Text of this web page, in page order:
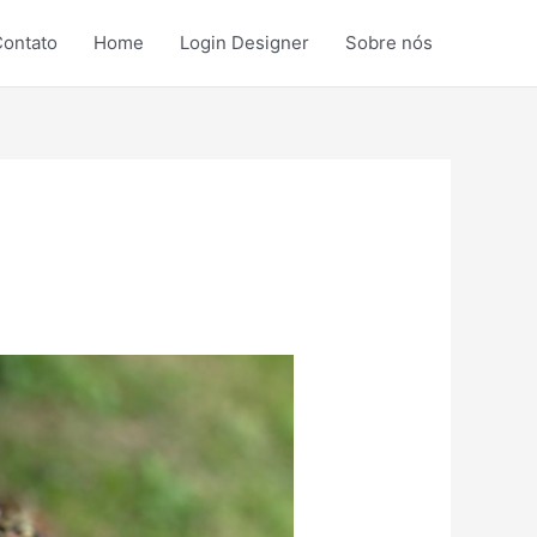
Home Login Designer Sobre nós